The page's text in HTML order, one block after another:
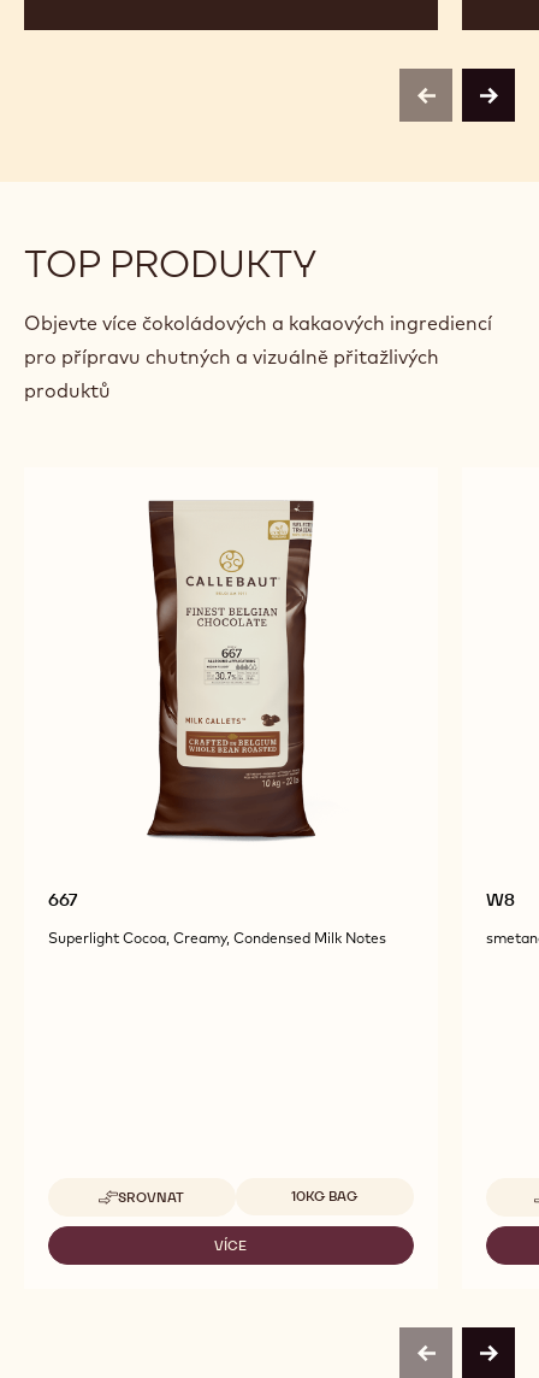
previousnext
TOP PRODUKTY
Objevte více čokoládových a kakaových ingrediencí
pro přípravu chutných a vizuálně přitažlivých
produktů
667
Superlight Cocoa, Creamy, Condensed Milk Notes
SROVNAT
-
667
Dostupná balení
10KG BAG
VÍCE
-
W8
previousnext